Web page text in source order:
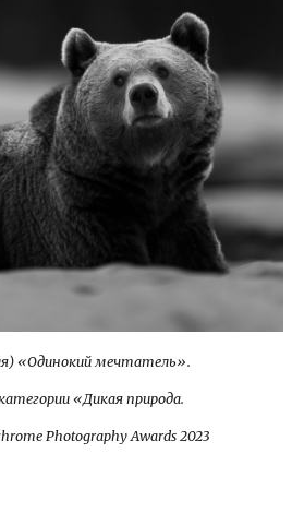
«Одинокий мечтатель».
«Дикая природа.
Photography Awards 2023